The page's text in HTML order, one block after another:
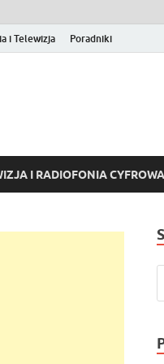
i Telewizja Poradniki
VOD
I RADIOFONIA CYFROWA